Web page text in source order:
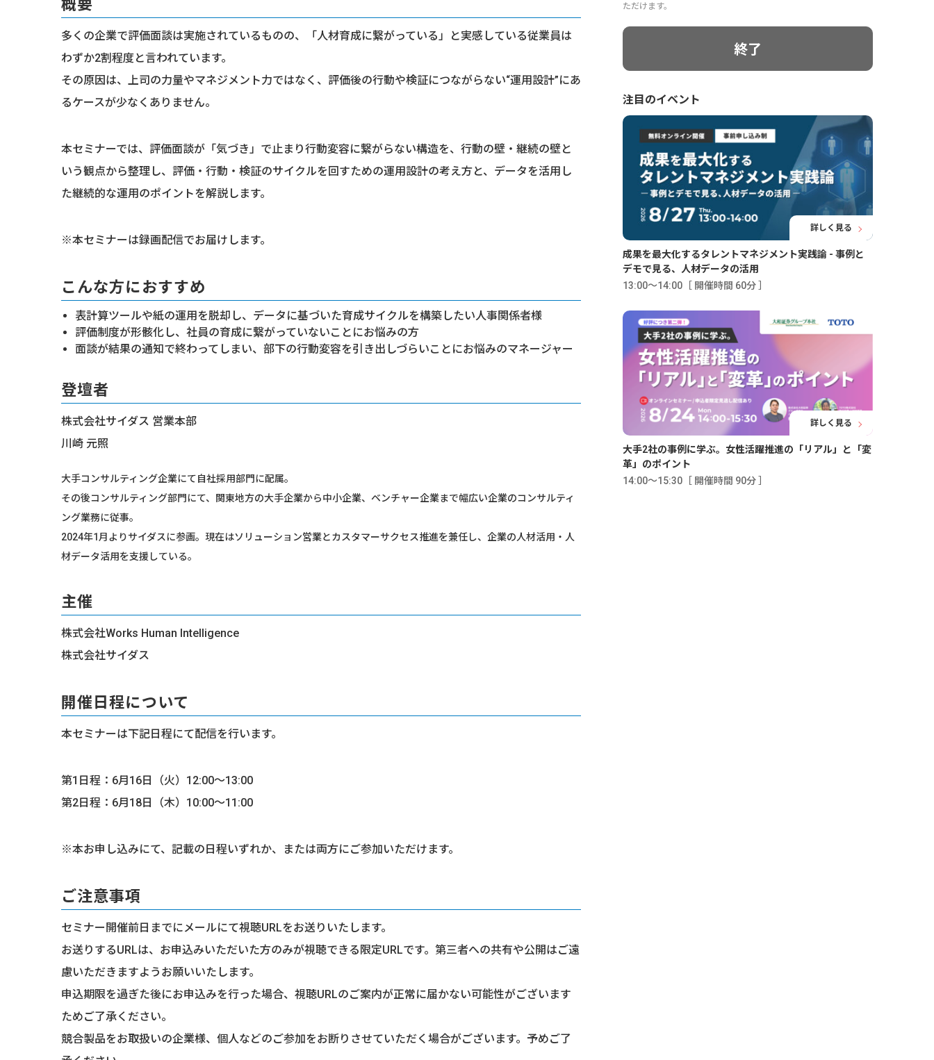
概要
多くの企業で評価面談は実施されているものの、「人材育成に繋がっている」と実感している従業員は
わずか2割程度と言われています。
その原因は、上司の力量やマネジメント力ではなく、評価後の行動や検証につながらない“運用設計”にあ
るケースが少なくありません。
本セミナーでは、評価面談が「気づき」で止まり行動変容に繋がらない構造を、行動の壁・継続の壁と
いう観点から整理し、評価・行動・検証のサイクルを回すための運用設計の考え方と、データを活用し
た継続的な運用のポイントを解説します。
※本セミナーは録画配信でお届けします。
こんな方におすすめ
表計算ツールや紙の運用を脱却し、データに基づいた育成サイクルを構築したい人事関係者様
評価制度が形骸化し、社員の育成に繋がっていないことにお悩みの方
面談が結果の通知で終わってしまい、部下の行動変容を引き出しづらいことにお悩みのマネージャー
登壇者
株式会社サイダス 営業本部
川崎 元照
大手コンサルティング企業にて自社採用部門に配属。
その後コンサルティング部門にて、関東地方の大手企業から中小企業、ベンチャー企業まで幅広い企業のコンサルティ
ング業務に従事。
2024年1月よりサイダスに参画。現在はソリューション営業とカスタマーサクセス推進を兼任し、企業の人材活用・人
材データ活用を支援している。
主催
株式会社Works Human Intelligence
株式会社サイダス
開催日程について
本セミナーは下記日程にて配信を行います。
第1日程：6月16日（火）12:00〜13:00
第2日程：6月18日（木）10:00〜11:00
※本お申し込みにて、記載の日程いずれか、または両方にご参加いただけます。
ご注意事項
セミナー開催前日までにメールにて視聴URLをお送りいたします。
お送りするURLは、お申込みいただいた方のみが視聴できる限定URLです。第三者への共有や公開はご遠
慮いただきますようお願いいたします。
申込期限を過ぎた後にお申込みを行った場合、視聴URLのご案内が正常に届かない可能性がございます
ためご了承ください。
競合製品をお取扱いの企業様、個人などのご参加をお断りさせていただく場合がございます。予めご了
ただけます。
終了
注目のイベント
詳しく見る
成果を最大化するタレントマネジメント実践論 - 事例と
デモで見る、人材データの活用
13:00〜14:00［ 開催時間 60分 ］
詳しく見る
大手2社の事例に学ぶ。女性活躍推進の「リアル」と「変
革」のポイント
14:00〜15:30［ 開催時間 90分 ］